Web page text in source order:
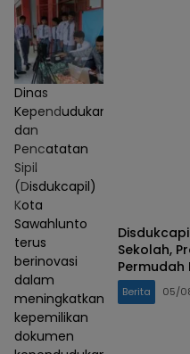
Dinas
Kependudukan
dan
Pencatatan
Sipil
(Disdukcapil)
Kota
Sawahlunto
terus
berinovasi
dalam
meningkatkan
kepemilikan
dokumen
Sekolah,
Permudah
Berita 05/